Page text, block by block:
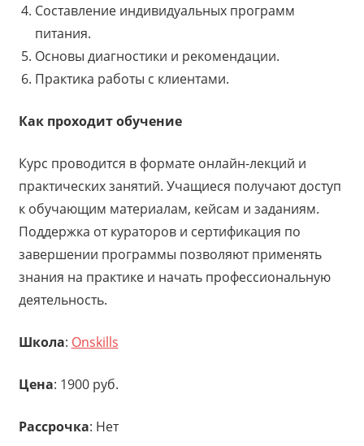
Составление индивидуальных программ
питания.
Основы диагностики и рекомендации.
Практика работы с клиентами.
Как проходит обучение
Курс проводится в формате онлайн-лекций и
практических занятий. Учащиеся получают доступ
к обучающим материалам, кейсам и заданиям.
Поддержка от кураторов и сертификация по
завершении программы позволяют применять
знания на практике и начать профессиональную
деятельность.
Школа: Onskills
Цена: 1900 руб.
Рассрочка: Нет